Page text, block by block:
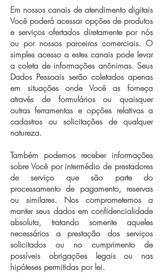
Em nossos canais de atendimento digitais
Você poderá acessar opções de produtos
e serviços ofertados diretamente por nós
ou por nossos parceiros comerciais. O
simples acesso a estes canais pode levar
a coleta de informações anônimas. Seus
Dados Pessoais serão coletados apenas
em situações onde Você as forneça
através de formulários ou quaisquer
outras ferramentas e opções relativas a
cadastros ou solicitações de qualquer
natureza.
Também podemos receber informações
sobre Você por intermédio de prestadores
de serviço que são parte do
processamento de pagamento, reservas
ou similares. Nos comprometemos a
manter seus dados em confidencialidade
absoluta, tratando somente aqueles
necessários a prestação dos serviços
solicitados ou no cumprimento de
possíveis obrigações legais ou nas
hipóteses permitidas por lei.